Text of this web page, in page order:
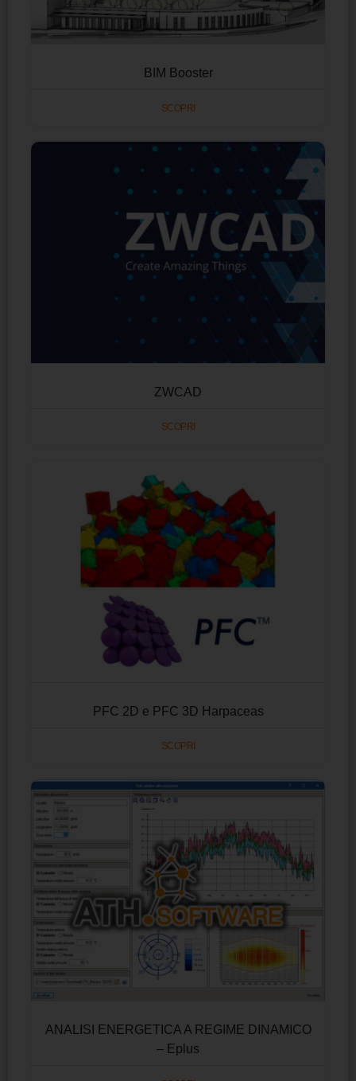
BIM Booster
SCOPRI
ZWCAD
SCOPRI
PFC 2D e PFC 3D Harpaceas
SCOPRI
ANALISI ENERGETICA A REGIME DINAMICO
– Eplus